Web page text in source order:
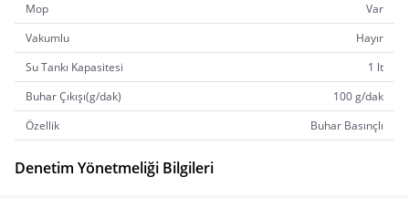
Mop
Var
Vakumlu
Hayır
Su Tankı Kapasitesi
1 lt
Buhar Çıkışı(g/dak)
100 g/dak
Özellik
Buhar Basınçlı
Denetim Yönetmeliği Bilgileri